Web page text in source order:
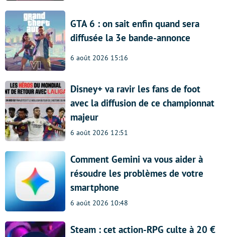
GTA 6 : on sait enfin quand sera
diffusée la 3e bande-annonce
6 août 2026 15:16
Disney+ va ravir les fans de foot
avec la diffusion de ce championnat
majeur
6 août 2026 12:51
Comment Gemini va vous aider à
résoudre les problèmes de votre
smartphone
6 août 2026 10:48
Steam : cet action-RPG culte à 20 €